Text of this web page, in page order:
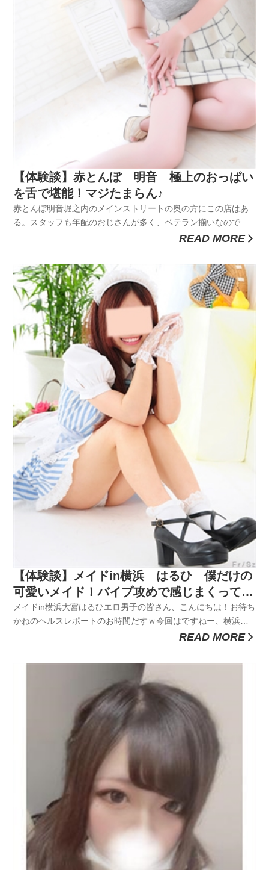
【体験談】赤とんぼ 明音 極上のおっぱい
を舌で堪能！マジたまらん♪
赤とんぼ明音堀之内のメインストリートの奥の方にこの店はあ
る。スタッフも年配のおじさんが多く、ベテラン揃いなので話
しかけやすい。私はここのストリートの色々な店を見て回るが
着く。最近、気に入った子がいないのでここのお店でいつもの
スタッフのおじさんに...
READ MORE
【体験談】メイドin横浜 はるひ 僕だけの
可愛いメイド！バイブ攻めで感じまくってる
姿に大興奮！！！
メイドin横浜大宮はるひエロ男子の皆さん、こんにちは！お待ち
かねのヘルスレポートのお時間だすｗ今回はですねー、横浜は
関内に行ってまいりますた。まぁここだけの話、当初はヘルス
とになったという話でして。。エロ男子の皆さんなら一度は経
READ MORE